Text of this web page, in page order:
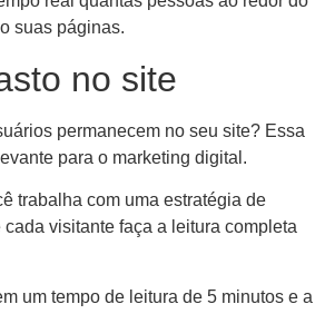
suas páginas.
no site
permanecem no seu site? Essa
para o marketing digital.
trabalha com uma estratégia de
visitante faça a leitura completa
um tempo de leitura de 5 minutos e a